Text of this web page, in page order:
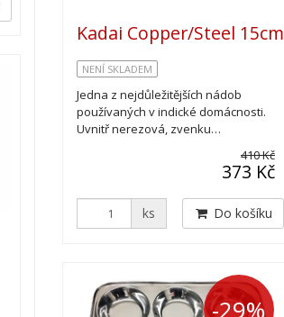
Kadai Copper/Steel 15cm
NENÍ SKLADEM
Jedna z nejdůležitějších nádob
používaných v indické domácnosti.
Uvnitř nerezová, zvenku…
410 Kč
373 Kč
ks Do košíku
-29%